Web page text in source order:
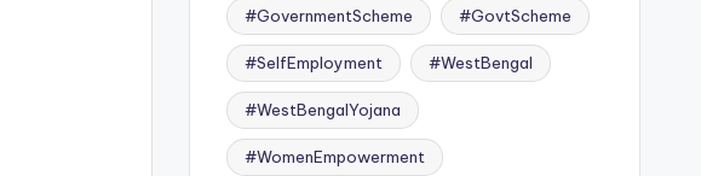
#GovernmentScheme #GovtScheme
#SelfEmployment #WestBengal
#WestBengalYojana
#WomenEmpowerment